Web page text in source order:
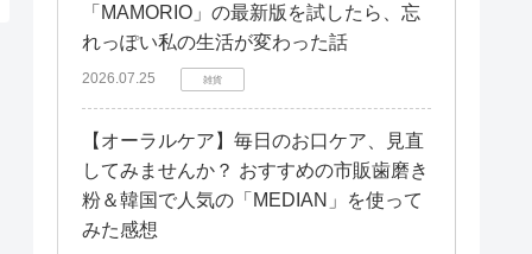
「MAMORIO」の最新版を試したら、忘
れっぽい私の生活が変わった話
2026.07.25 雑貨
【オーラルケア】毎日のお口ケア、見直
してみませんか？ おすすめの市販歯磨き
粉＆韓国で人気の「MEDIAN」を使って
みた感想